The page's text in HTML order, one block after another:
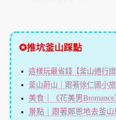
✪推坑釜山踩點
這樣玩最省錢【釜山通行證
釜山蔚山｜跟著徐仁國小
美食｜《花美男
景點｜跟著鄭恩地去釜山